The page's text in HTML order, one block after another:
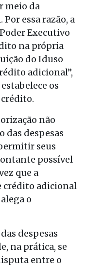
meio da
essa razão, a
Executivo
na própria
do Iduso
adicional”,
os
não
das despesas
seus
possível
que a
crédito adicional
o
despesas
na prática, se
entre o